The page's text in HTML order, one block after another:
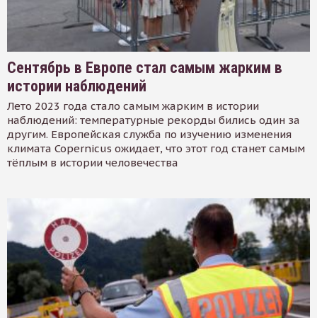
Сентябрь в Европе стал самым жарким в
истории наблюдений
Лето 2023 года стало самым жарким в истории
наблюдений: температурные рекорды бились один за
другим. Европейская служба по изучению изменения
климата Copernicus ожидает, что этот год станет самым
тёплым в истории человечества